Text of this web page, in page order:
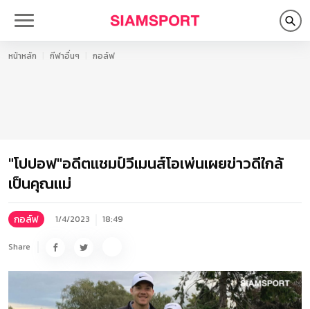
หน้าหลัก กีฬาอื่นๆ กอล์ฟ
"โปปอฟ"อดีตแชมป์วีเมนส์โอเพ่นเผยข่าวดีใกล้
เป็นคุณแม่
กอล์ฟ 1/4/2023 18:49
Share